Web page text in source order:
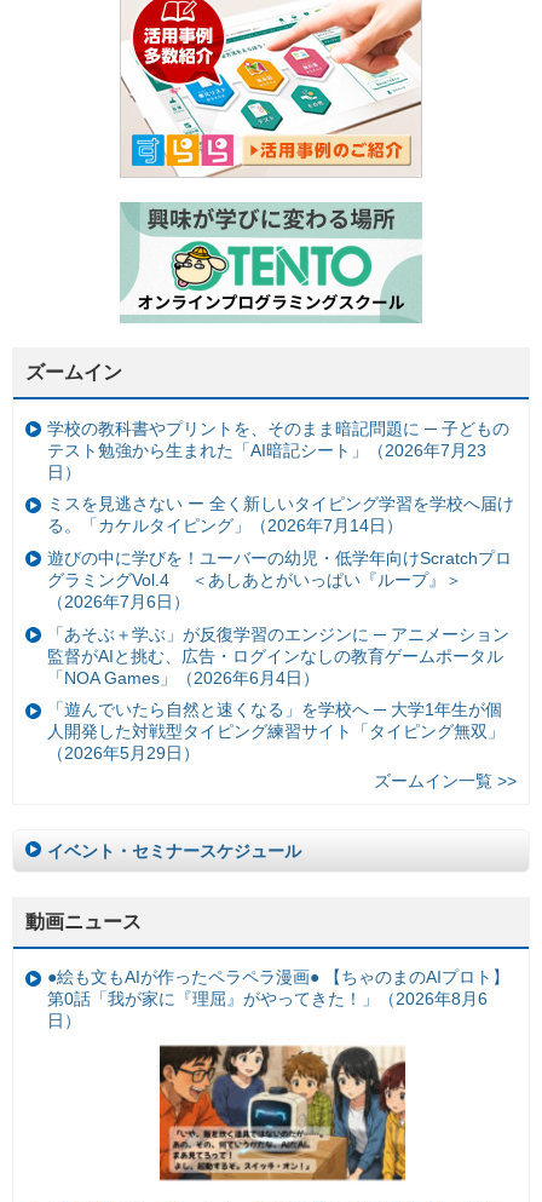
ズームイン
学校の教科書やプリントを、そのまま暗記問題に ─ 子どもの
テスト勉強から生まれた「AI暗記シート」（2026年7月23
日）
ミスを見逃さない ー 全く新しいタイピング学習を学校へ届け
る。「カケルタイピング」（2026年7月14日）
遊びの中に学びを！ユーバーの幼児・低学年向けScratchプロ
グラミングVol.4 ＜あしあとがいっぱい『ループ』＞
（2026年7月6日）
「あそぶ＋学ぶ」が反復学習のエンジンに ─ アニメーション
監督がAIと挑む、広告・ログインなしの教育ゲームポータル
「NOA Games」（2026年6月4日）
「遊んでいたら自然と速くなる」を学校へ ─ 大学1年生が個
人開発した対戦型タイピング練習サイト「タイピング無双」
（2026年5月29日）
ズームイン一覧 >>
イベント・セミナースケジュール
動画ニュース
●絵も文もAIが作ったペラペラ漫画● 【ちゃのまのAIプロト】
第0話「我が家に『理屈』がやってきた！」（2026年8月6
日）